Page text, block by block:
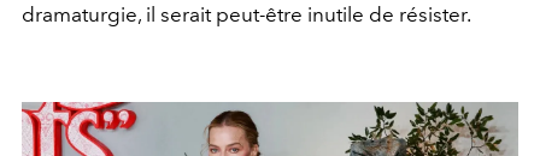
dramaturgie, il serait peut-être inutile de résister.